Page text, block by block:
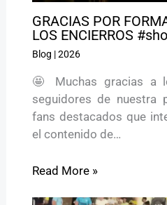
GRACIAS POR
LOS ENCIERROS
Blog |2026
🤩 Muchas gracias a
seguidores de nuestra
fans destacados que
el contenido de…
Read More »